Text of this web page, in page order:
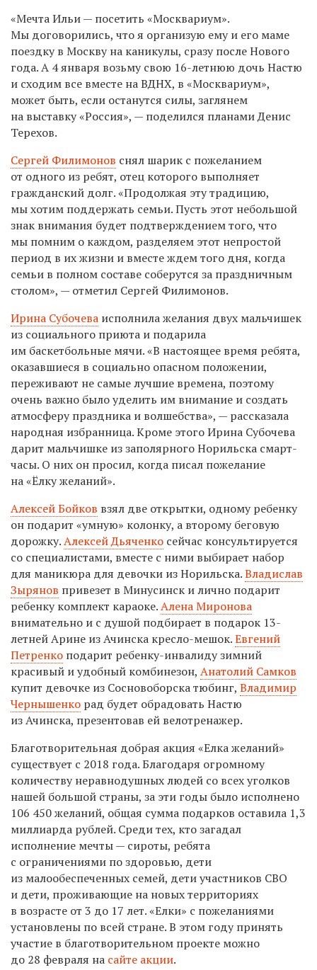
«Мечта Ильи — посетить «Москвариум».
Мы договорились, что я организую ему и его маме
поездку в Москву на каникулы, сразу после Нового
года. А 4 января возьму свою 16-летнюю дочь Настю
и сходим все вместе на ВДНХ, в «Москвариум»,
может быть, если останутся силы, заглянем
на выставку «Россия», — поделился планами Денис
Терехов.
Сергей Филимонов снял шарик с пожеланием
от одного из ребят, отец которого выполняет
гражданский долг. «Продолжая эту традицию,
мы хотим поддержать семьи. Пусть этот небольшой
знак внимания будет подтверждением того, что
мы помним о каждом, разделяем этот непростой
период в их жизни и вместе ждем того дня, когда
семьи в полном составе соберутся за праздничным
столом», — отметил Сергей Филимонов.
Ирина Субочева исполнила желания двух мальчишек
из социального приюта и подарила
им баскетбольные мячи. «В настоящее время ребята,
оказавшиеся в социально опасном положении,
переживают не самые лучшие времена, поэтому
очень важно было уделить им внимание и создать
атмосферу праздника и волшебства», — рассказала
народная избранница. Кроме этого Ирина Субочева
дарит мальчишке из заполярного Норильска смарт-
часы. О них он просил, когда писал пожелание
на «Ёлку желаний».
Алексей Бойков взял две открытки, одному ребенку
он подарит «умную» колонку, а второму беговую
дорожку.Алексей Дьяченко сейчас консультируется
со специалистами, вместе с ними выбирает набор
для маникюра для девочки из Норильска.Владислав
Зырянов привезет в Минусинск и лично подарит
ребенку комплект караоке.Алена Миронова
внимательно и с душой подбирает в подарок 13-
летней Арине из Ачинска кресло-мешок.Евгений
Петренко подарит ребенку-инвалиду зимний
красивый и удобный комбинезон, Анатолий Самков
купит девочке из Сосновоборска тюбинг, Владимир
Чернышенко рад будет обрадовать Настю
из Ачинска, презентовав ей велотренажер.
Благотворительная добрая акция «Елка желаний»
существует с 2018 года. Благодаря огромному
количеству неравнодушных людей со всех уголков
нашей большой страны, за эти годы было исполнено
106 450 желаний, общая сумма подарков оставила 1,3
миллиарда рублей. Среди тех, кто загадал
исполнение мечты — сироты, ребята
с ограничениями по здоровью, дети
из малообеспеченных семей, дети участников СВО
и дети, проживающие на новых территориях
в возрасте от 3 до 17 лет. «Елки» с пожеланиями
установлены по всей стране. В этом году принять
участие в благотворительном проекте можно
до 28 февраля на сайте акции.